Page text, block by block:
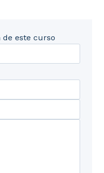
de macros.
que ejecuten
este curso